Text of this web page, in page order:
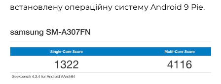
встановлену операційну систему Android 9 Pie.